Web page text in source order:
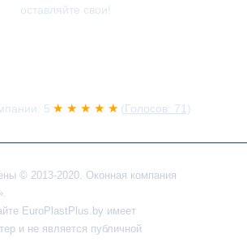
оставляйте свои!
5 ★ ★ ★ ★ ★ (Голосов: 71 )
© 2013-2020. Оконная компания
EuroPlastPlus.by имеет
и не является публичной